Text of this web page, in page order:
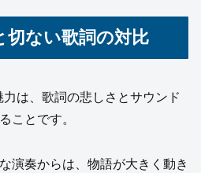
ない歌詞の対比
力は、歌詞の悲しさとサウンド
ことです。
演奏からは、物語が大きく動き